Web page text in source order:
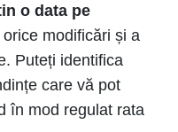
o data pe
modificări și a
Puteți identifica
care vă pot
în mod regulat rata